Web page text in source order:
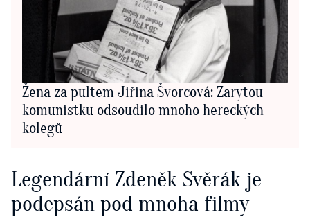
Žena za pultem Jiřina Švorcová: Zarytou
komunistku odsoudilo mnoho hereckých
kolegů
Legendární Zdeněk Svěrák je
podepsán pod mnoha filmy